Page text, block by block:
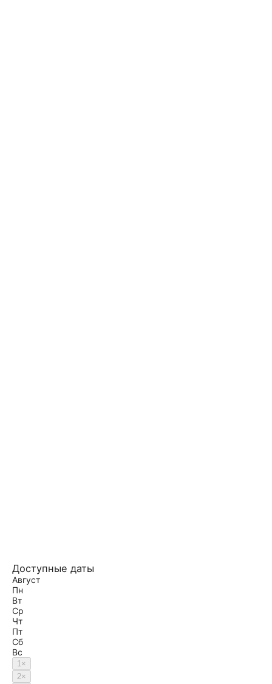
Доступные даты
Август
Пн
Вт
Ср
Чт
Пт
Сб
Вс
1×
2×